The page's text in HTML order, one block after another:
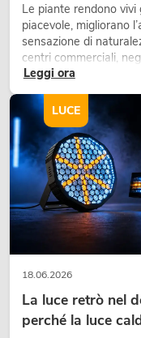
Le piante rendono vivi
piacevole, migliorano
sensazione di
centri commerciali,
fieristici, una
integrante dei
Leggi ora
18.06.2026
La luce retrò nel
perché la luce
LUCE